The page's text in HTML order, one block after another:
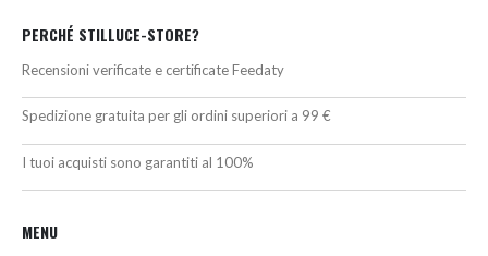
PERCHÉ STILLUCE-STORE?
Recensioni verificate e certificate Feedaty
Spedizione gratuita per gli ordini superiori a 99 €
I tuoi acquisti sono garantiti al 100%
MENU